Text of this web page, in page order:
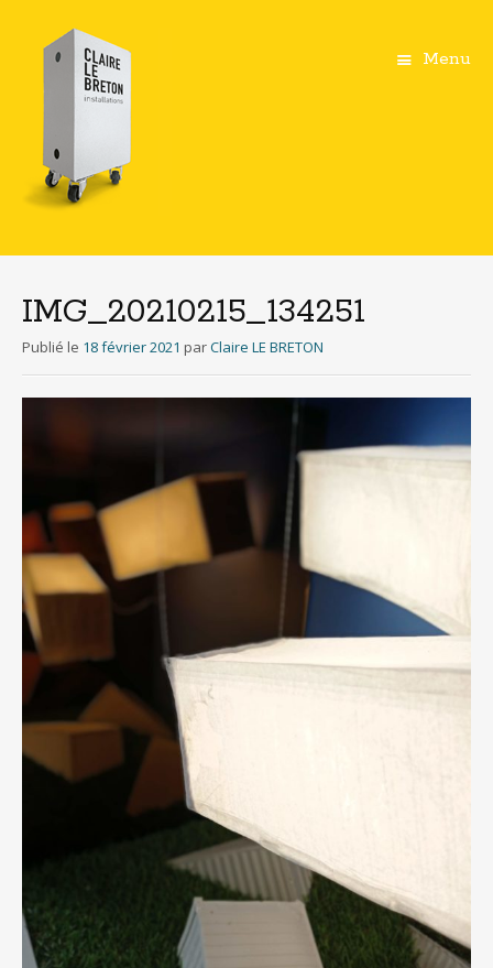
Menu
principal
IMG_20210215_134251
Publié le 18 février 2021 parClaire LE BRETON